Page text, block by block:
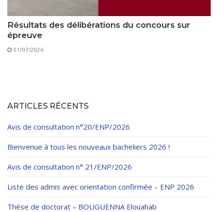
Résultats des délibérations du concours sur
épreuve
01/07/2026
ARTICLES RÉCENTS
Avis de consultation n°20/ENP/2026
Bienvenue à tous les nouveaux bacheliers 2026 !
Avis de consultation n° 21/ENP/2026
Liste des admis avec orientation confirmée – ENP 2026
Thèse de doctorat – BOUGUENNA Elouahab